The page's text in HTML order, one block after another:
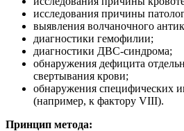
исследования причины
выявления волчаночного
диагностики гемофилии;
диагностики ДВС-синдрома;
обнаружения дефицита
свертывания крови;
обнаружения специфических
(например, к фактору VIII).
Принцип метода: